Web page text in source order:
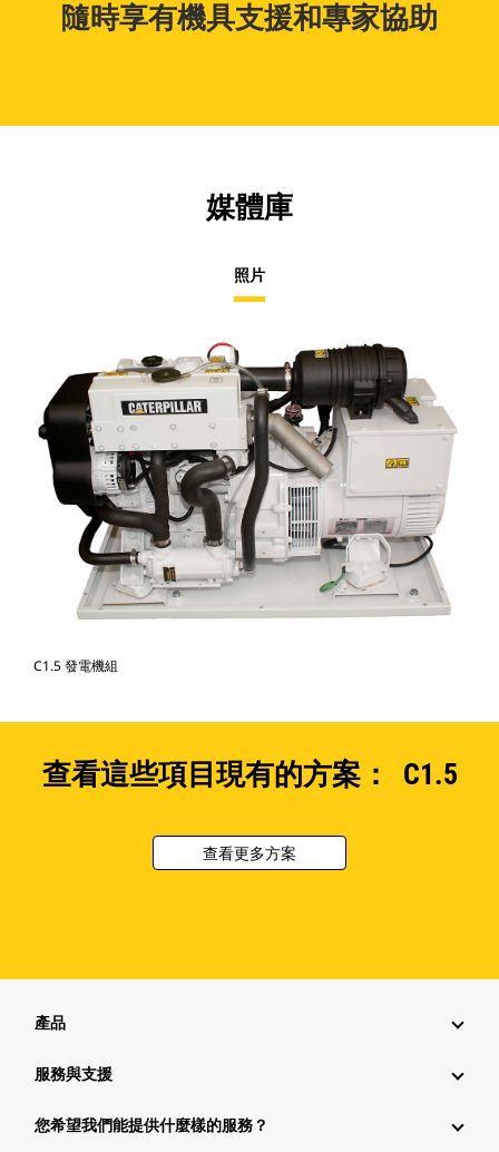
隨時享有機具支援和專家協助
媒體庫
照片
C1.5 發電機組
查看這些項目現有的方案： C1.5
查看更多方案
產品
服務與支援
您希望我們能提供什麼樣的服務？